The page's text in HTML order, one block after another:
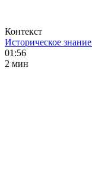
Контекст
Историческое
01:56
2 мин